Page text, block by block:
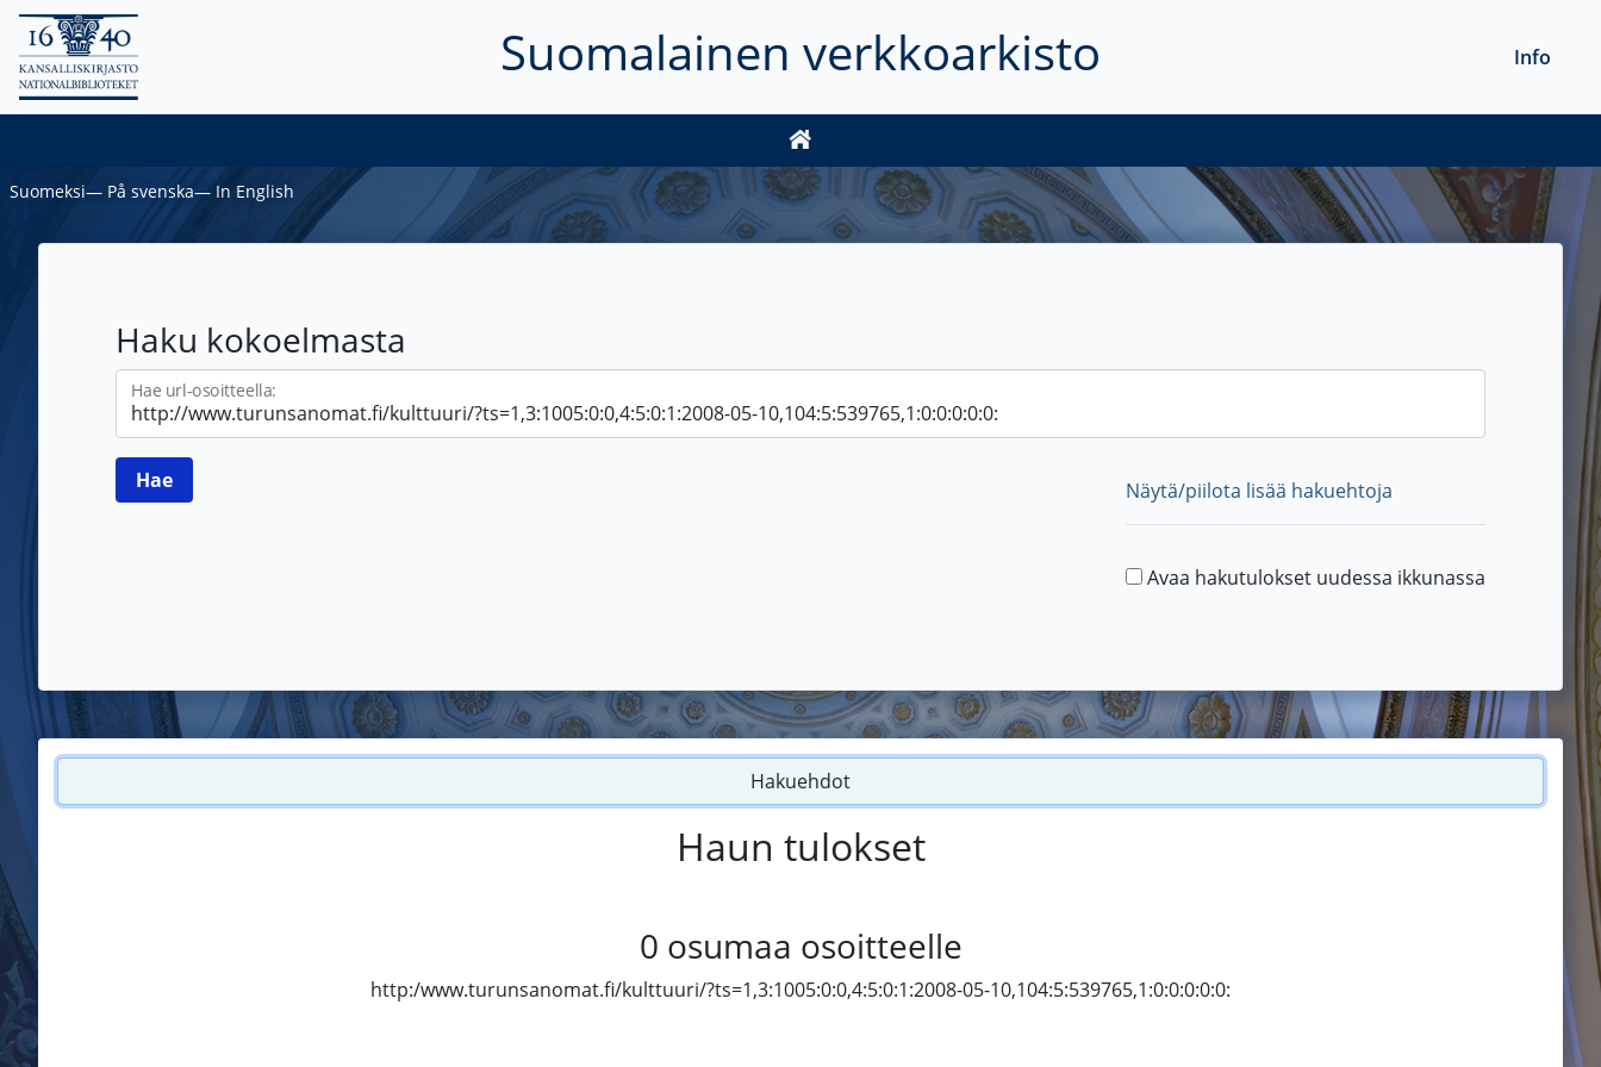
Suomalainen verkkoarkisto Info
Suomeksi― På svenska― In English
Haku kokoelmasta
Hae url-osoitteella:
Näytä/piilota lisää hakuehtoja
Avaa hakutulokset uudessa ikkunassa
Hakuehdot
Haun tulokset
0 osumaa osoitteelle
http:/www.turunsanomat.fi/kulttuuri/?ts=1,3:1005:0:0,4:5:0:1:2008-05-10,104:5:539765,1:0:0:0:0:0: